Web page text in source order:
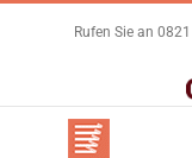
Rufen Sie an